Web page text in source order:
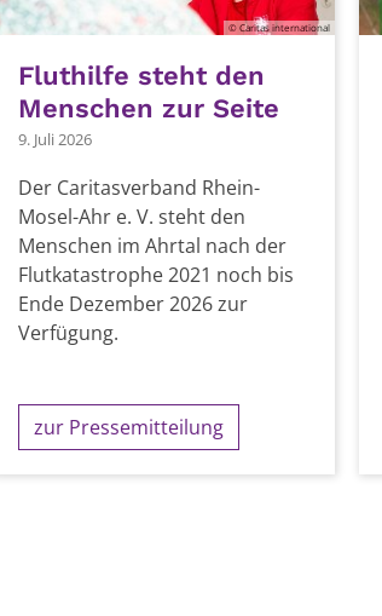
© Caritas international
Fluthilfe steht den
Menschen zur Seite
9. Juli 2026
Der Caritasverband Rhein-
Mosel-Ahr e. V. steht den
Menschen im Ahrtal nach der
Flutkatastrophe 2021 noch bis
Ende Dezember 2026 zur
Verfügung.
zur Pressemitteilung